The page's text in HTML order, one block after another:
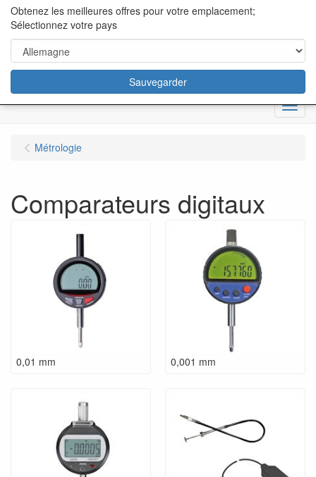
content="18/11/2025″/>
Menu
Métrologie
Comparateurs digitaux
0,01 mm 0,001 mm
Obtenez les meilleures offres pour votre emplacement;
Sélectionnez votre pays
Sauvegarder